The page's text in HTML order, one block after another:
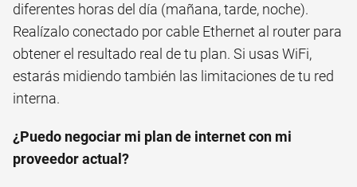
diferentes horas del día (mañana, tarde, noche).
Realízalo conectado por cable Ethernet al router para
obtener el resultado real de tu plan. Si usas WiFi,
estarás midiendo también las limitaciones de tu red
interna.
¿Puedo negociar mi plan de internet con mi
proveedor actual?